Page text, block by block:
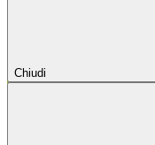
Chiudi